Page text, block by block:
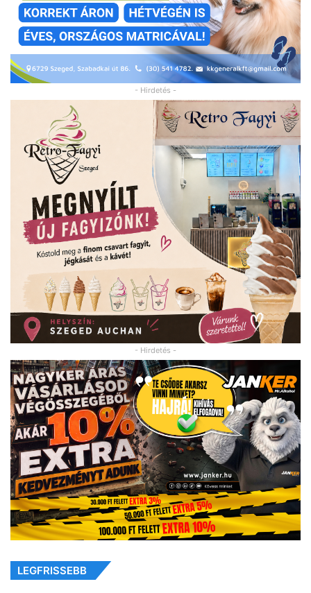
- Hirdetés -
- Hirdetés -
LEGFRISSEBB